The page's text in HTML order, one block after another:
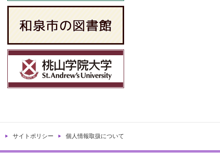
サイトポリシー 個人情報取扱について